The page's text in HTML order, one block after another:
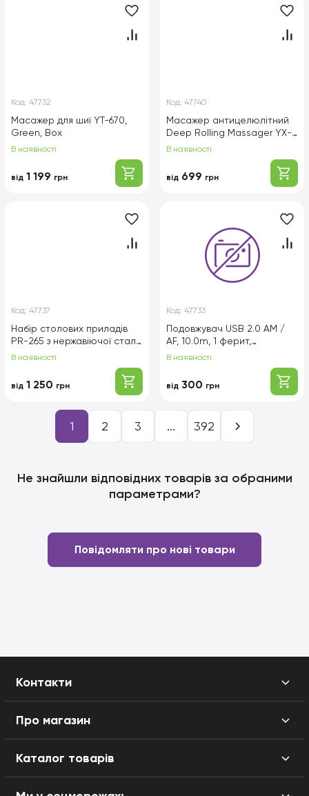
Код: 47732
Масажер для шиї YT-670,
Green, Box
В наявності
від 1 199 грн
Код: 47740
Масажер антицелюлітний
Deep Rolling Massager YX-
720, Black, Box
В наявності
від 699 грн
Код: 47737
Набір столових приладів
PR-265 з нержавіючої сталі
24 предмети, Box
В наявності
від 1 250 грн
Код: 47733
Подовжувач USB 2.0 AM /
AF, 10.0m, 1 ферит,
прозорий синій Q50
В наявності
від 300 грн
1 2 3 ... 392
Не знайшли відповідних товарів за обраними
параметрами?
Повідомляти про нові товари
Контакти
Про магазин
Каталог товарів